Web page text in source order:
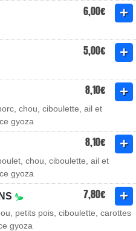
6,00€
5,00€
8,10€
chou, ciboulette, ail et
gyoza
8,10€
chou, ciboulette, ail et
gyoza
7,80€
petits pois, ciboulette, carottes
gyoza